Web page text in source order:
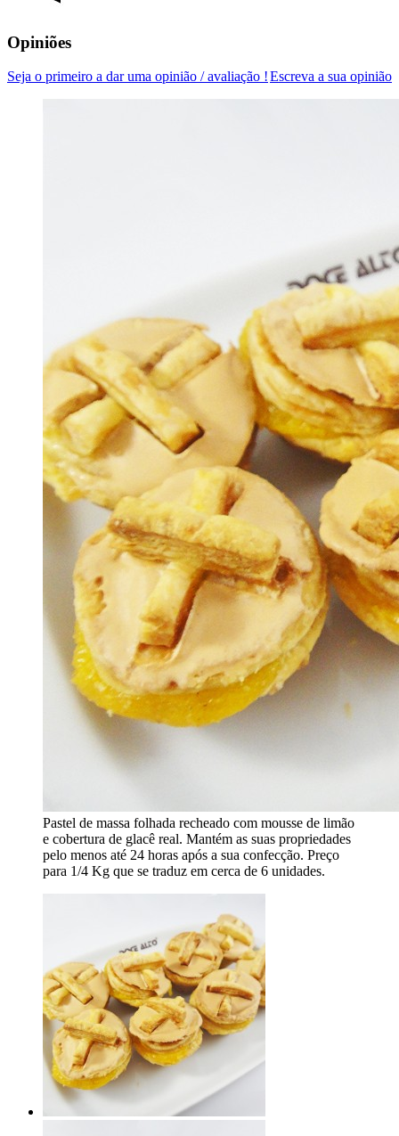
Opiniões
Escreva a sua opinião
Seja o primeiro a dar uma opinião / avaliação !
Pastel de massa folhada recheado com mousse de limão
e cobertura de glacê real. Mantém as suas propriedades
pelo menos até 24 horas após a sua confecção. Preço
para 1/4 Kg que se traduz em cerca de 6 unidades.